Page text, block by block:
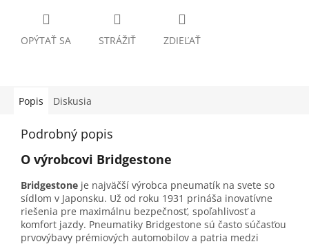
OPÝTAŤ SA STRÁŽIŤ ZDIEĽAŤ
Popis Diskusia
Podrobný popis
O výrobcovi Bridgestone
Bridgestone je najväčší výrobca pneumatík na svete so
sídlom v Japonsku. Už od roku 1931 prináša inovatívne
riešenia pre maximálnu bezpečnosť, spoľahlivosť a
komfort jazdy. Pneumatiky Bridgestone sú často súčasťou
prvovýbavy prémiových automobilov a patria medzi